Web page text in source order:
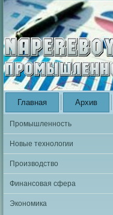
Главная Архив
Промышленность
Новые технологии
Производство
Финансовая сфера
Экономика